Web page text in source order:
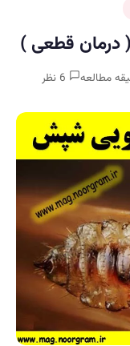
درمان قطعی )